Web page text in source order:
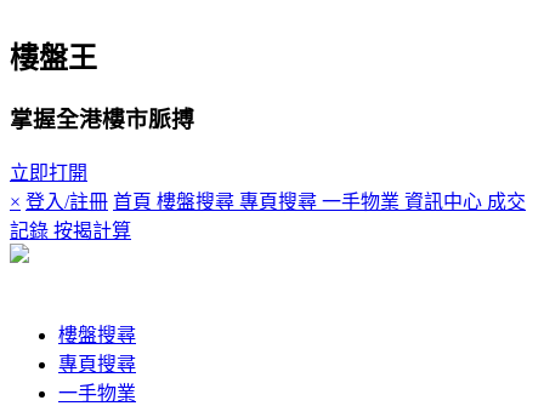
樓盤王
掌握全港樓市脈搏
立即打開
× 登入/註冊 首頁 樓盤搜尋 專頁搜尋 一手物業 資訊中心 成交
記錄 按揭計算
樓盤搜尋
專頁搜尋
一手物業